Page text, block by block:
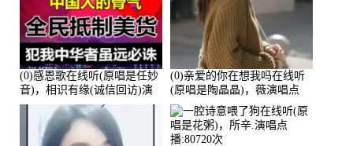
(0)感恩歌在线听(原唱是任妙
音)，相识有缘(诚信回访)演
唱点播:161288次
(0)亲爱的你在想我吗在线听
(原唱是陶晶晶)，薇演唱点
播:159722次